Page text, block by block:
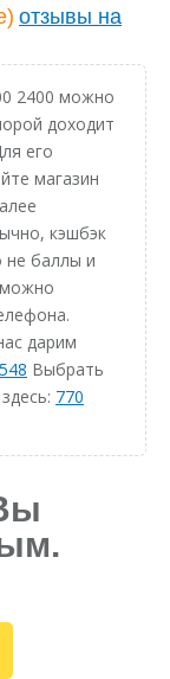
отзывы на
2400 можно
доходит
его
магазин
кэшбэк
не баллы и
дарим
Выбрать
770